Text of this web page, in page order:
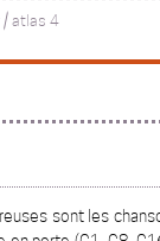
/ atlas 4
sont les